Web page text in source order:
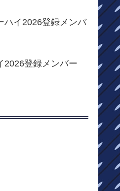
イ2026登録メンバ
登録メンバー